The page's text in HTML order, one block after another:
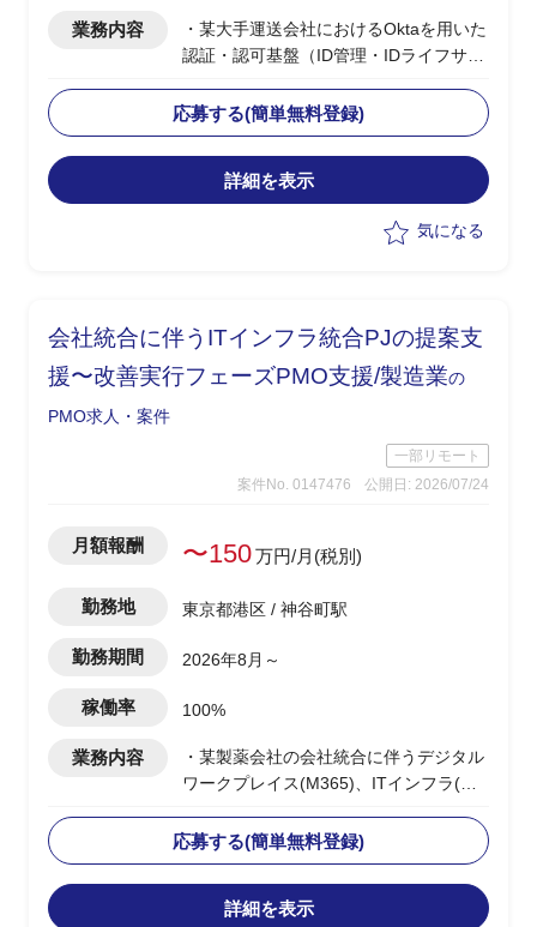
業務内容
・某大手運送会社におけるOktaを用いた
認証・認可基盤（ID管理・IDライフサイ
・ベンダー側の上流SE／PL・アーキテ
クトクラス
※知見あるメンバークラスも可
・IDフロー概要の整理・要件定義のリー
・9月以降の詳細設計・POC（機能検
・技術実装のレビュー・統制
・ToBe像の策定、運用設計、役割分担の
応募する(簡単無料登録)
詳細を表示
気になる
会社統合に伴うITインフラ統合PJの提案支
援〜改善実行フェーズPMO支援/製造業の
PMO求人・案件
一部リモート
案件No. 0147476
公開日: 2026/07/24
月額報酬 〜150万円/月(税別)
勤務地 東京都港区 / 神谷町駅
勤務期間 2026年8月～
稼働率 100%
業務内容
・某製薬会社の会社統合に伴うデジタル
ワークプレイス(M365)、ITインフラ(ネ
ZTNA)の統合PJ
・早期効果創出に向け効果の高いインフ
ラ課題から着手する改善実行フェーズ
・8月〜先行してプリセールス(提案書作
応募する(簡単無料登録)
詳細を表示